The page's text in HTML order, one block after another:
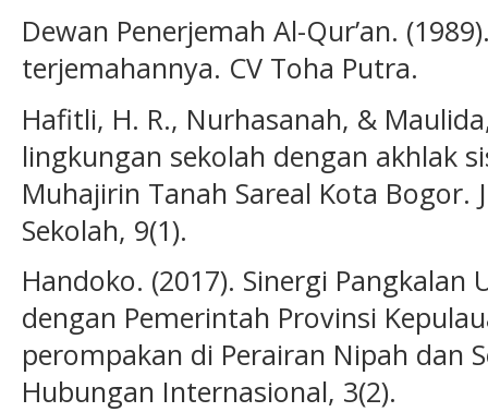
Dewan Penerjemah Al-Qur’an.
terjemahannya. CV Toha Putra.
Hafitli, H. R., Nurhasanah, &
lingkungan sekolah dengan akhlak
Muhajirin Tanah Sareal Kota Bogor.
Sekolah, 9(1).
Handoko. (2017). Sinergi
dengan Pemerintah Provinsi
perompakan di Perairan Nipah dan
Hubungan Internasional, 3(2).